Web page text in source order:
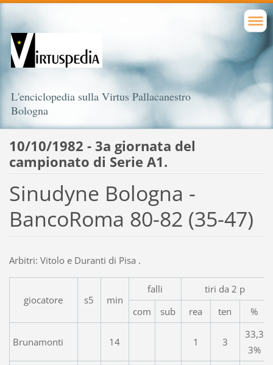
L'enciclopedia sulla Virtus Pallacanestro
Bologna
10/10/1982 - 3a giornata del
campionato di Serie A1.
Sinudyne Bologna -
BancoRoma 80-82 (35-47)
Arbitri: Vitolo e Duranti di Pisa .
giocatore s5 min
falli
tiri da 2 p
com
sub rea ten %
Brunamonti 14 1 3
33,3
3%